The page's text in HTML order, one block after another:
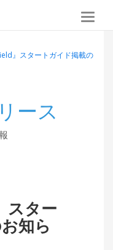
』スタートガイド掲載の
ース
スター
知ら